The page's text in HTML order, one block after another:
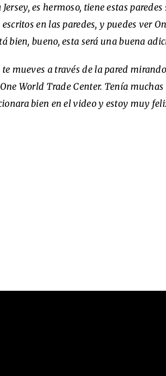
es hermoso, tiene estas
en las paredes, y puedes ver
bien, bueno, esta será una buena
mueves a través de la pared
World Trade Center. Tenía
bien en el video y estoy muy